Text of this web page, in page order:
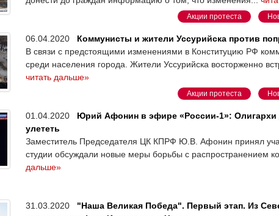
Акции протеста
06.04.2020 Коммунисты и жители Уссурийска против
В связи с предстоящими изменениями в Конституцию РФ
среди населения города. Жители Уссурийска восторженно
читать дальше»
Акции протеста
01.04.2020 Юрий Афонин в эфире «России-1»:
улететь
Заместитель Председателя ЦК КПРФ Ю.В. Афонин принял
студии обсуждали новые меры борьбы с распространением
дальше»
31.03.2020 "Наша Великая Победа". Первый этап. Из